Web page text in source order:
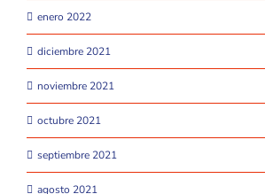
enero 2022
diciembre 2021
noviembre 2021
octubre 2021
septiembre 2021
agosto 2021